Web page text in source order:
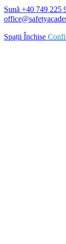
Sună +40 749 225
Spații Închise